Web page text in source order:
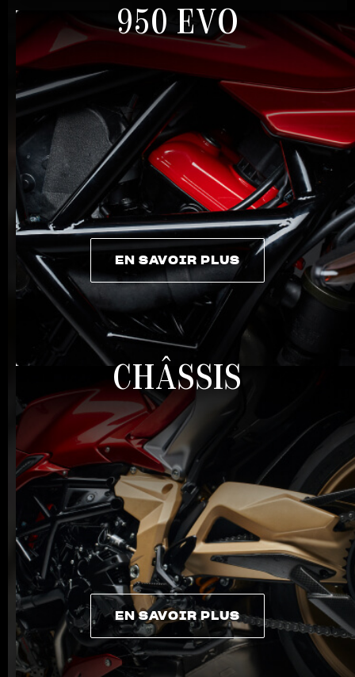
950 EVO
EN SAVOIR PLUS
EN SAVOIR PLUS
CHÂSSIS
EN SAVOIR PLUS
EN SAVOIR PLUS